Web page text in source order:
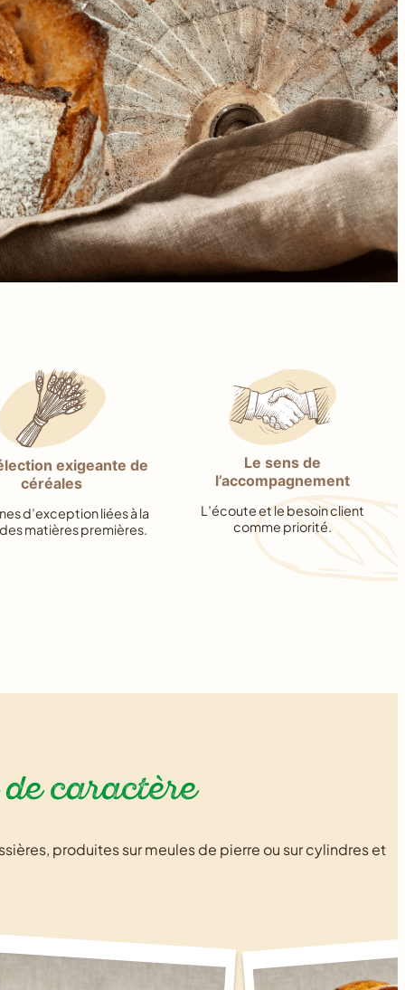
exigeante de
céréales
d’exception liées à la
matières premières.
Le sens de
l’accompagnement
L’écoute et le besoin client
comme priorité.
caractère
produites sur meules de pierre ou sur cylindres et